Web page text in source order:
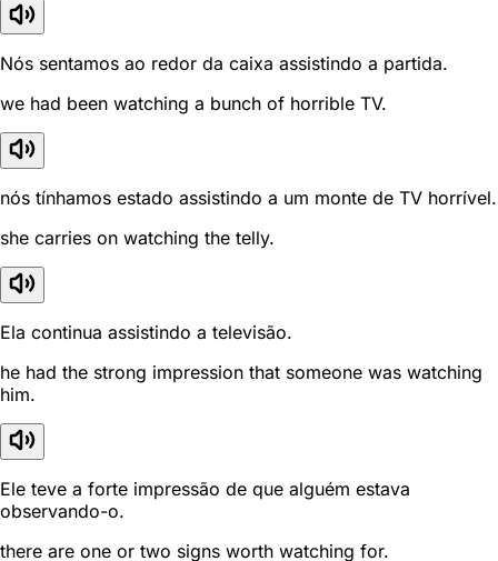
Nós sentamos ao redor da caixa assistindo a partida.
we had been watching a bunch of horrible TV.
nós tínhamos estado assistindo a um monte de TV horrível.
she carries on watching the telly.
Ela continua assistindo a televisão.
he had the strong impression that someone was watching
him.
Ele teve a forte impressão de que alguém estava
observando-o.
there are one or two signs worth watching for.